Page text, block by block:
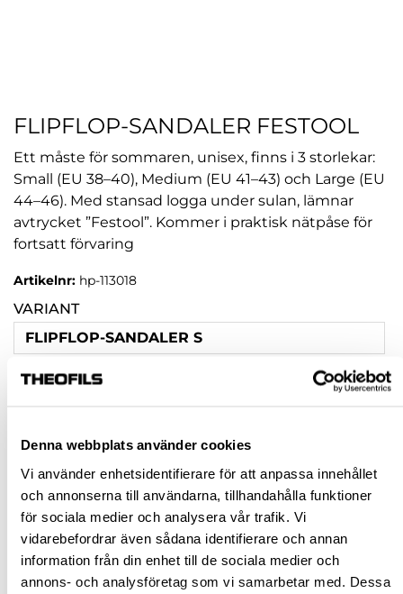
Denna webbplats använder cookies
Vi använder enhetsidentifierare för att anpassa innehållet
och annonserna till användarna, tillhandahålla funktioner
för sociala medier och analysera vår trafik. Vi
vidarebefordrar även sådana identifierare och annan
information från din enhet till de sociala medier och
annons- och analysföretag som vi samarbetar med. Dessa
FLIPFLOP-SANDALER FESTOOL
Ett måste för sommaren, unisex, finns i 3 storlekar:
Small (EU 38–40), Medium (EU 41–43) och Large (EU
44–46). Med stansad logga under sulan, lämnar
avtrycket ”Festool”. Kommer i praktisk nätpåse för
fortsatt förvaring
Artikelnr: hp-113018
VARIANT
FLIPFLOP-SANDALER S
FLIPFLOP-SANDALER M
st
VÄLJ VARIANT